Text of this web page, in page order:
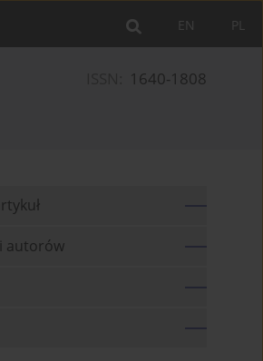
PL
EN
1640-1808
autorów